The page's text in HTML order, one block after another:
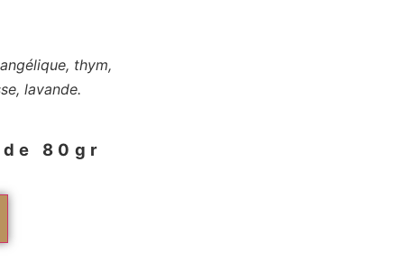
thym,
lavande.
80gr